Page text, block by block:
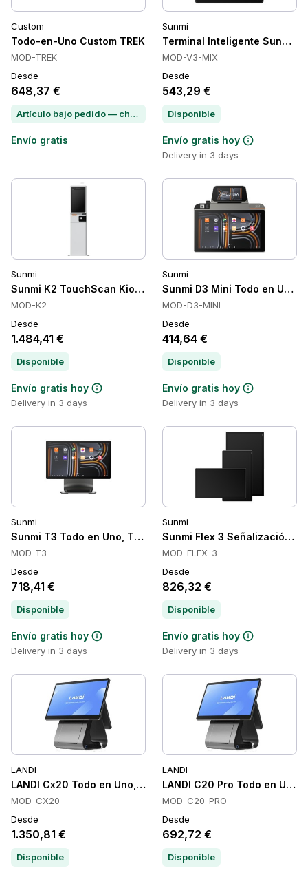
Custom
Todo-en-Uno Custom TREK
MOD-TREK
Desde
648,37 €
Artículo bajo pedido — chatea para conocer el plazo de entrega
Envío gratis
Sunmi
Terminal Inteligente Sunmi
MOD-V3-MIX
Desde
543,29 €
Disponible
Envío gratis hoy
Delivery in 3 days
Sunmi
Sunmi K2 TouchScan Kiosk 24" Todo en Uno, 24 in,
MOD-K2
Desde
1.484,41 €
Disponible
Envío gratis hoy
Delivery in 3 days
Sunmi
Sunmi D3 Mini Todo en Uno,
MOD-D3-MINI
Desde
414,64 €
Disponible
Envío gratis hoy
Delivery in 3 days
Sunmi
Sunmi T3 Todo en Uno, Táctil, 15.6 pulgadas, Full HD
MOD-T3
Desde
718,41 €
Disponible
Envío gratis hoy
Delivery in 3 days
Sunmi
Sunmi Flex 3 Señalización
MOD-FLEX-3
Desde
826,32 €
Disponible
Envío gratis hoy
Delivery in 3 days
LANDI
LANDI Cx20 Todo en Uno, 8 GB, Pantalla táctil capacitiva,
MOD-CX20
Desde
1.350,81 €
Disponible
LANDI
LANDI C20 Pro Todo en Uno,
MOD-C20-PRO
Desde
692,72 €
Disponible